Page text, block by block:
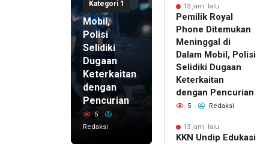
Kategori 1
di Dalam
Mobil,
Polisi
Selidiki
Dugaan
Keterkaitan
dengan
Pencurian
5
Redaksi
13 jam lalu
Pemilik Royal
Phone Ditemukan
Meninggal di
Dalam Mobil, Polisi
Selidiki Dugaan
Keterkaitan
dengan Pencurian
5 Redaksi
13 jam lalu
KKN Undip Edukasi